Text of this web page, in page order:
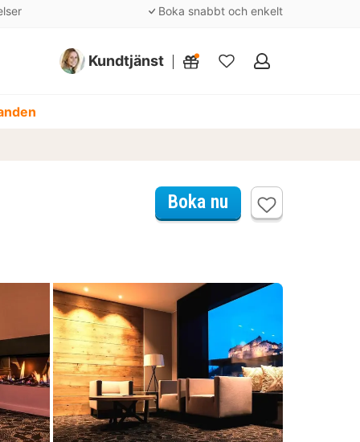
Boka snabbt och enkelt
Kundtjänst
Mina
Boka nu